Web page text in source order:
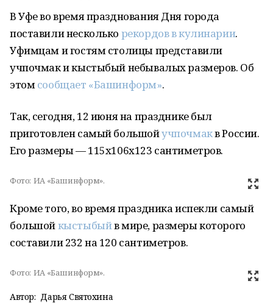
В Уфе во время празднования Дня города
поставили несколько рекордов в кулинарии.
Уфимцам и гостям столицы представили
учпочмак и кыстыбый небывалых размеров. Об
этомсообщает «Башинформ».
Так, сегодня, 12 июня на празднике был
приготовлен самый большойучпочмакв России.
Его размеры — 115х106х123 сантиметров.
Фото: ИА «Башинформ».
Кроме того, во время праздника испекли самый
большойкыстыбыйв мире, размеры которого
составили 232 на 120 сантиметров.
Фото: ИА «Башинформ».
Автор: Дарья Святохина